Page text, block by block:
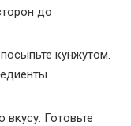
до
кунжутом.
Готовьте